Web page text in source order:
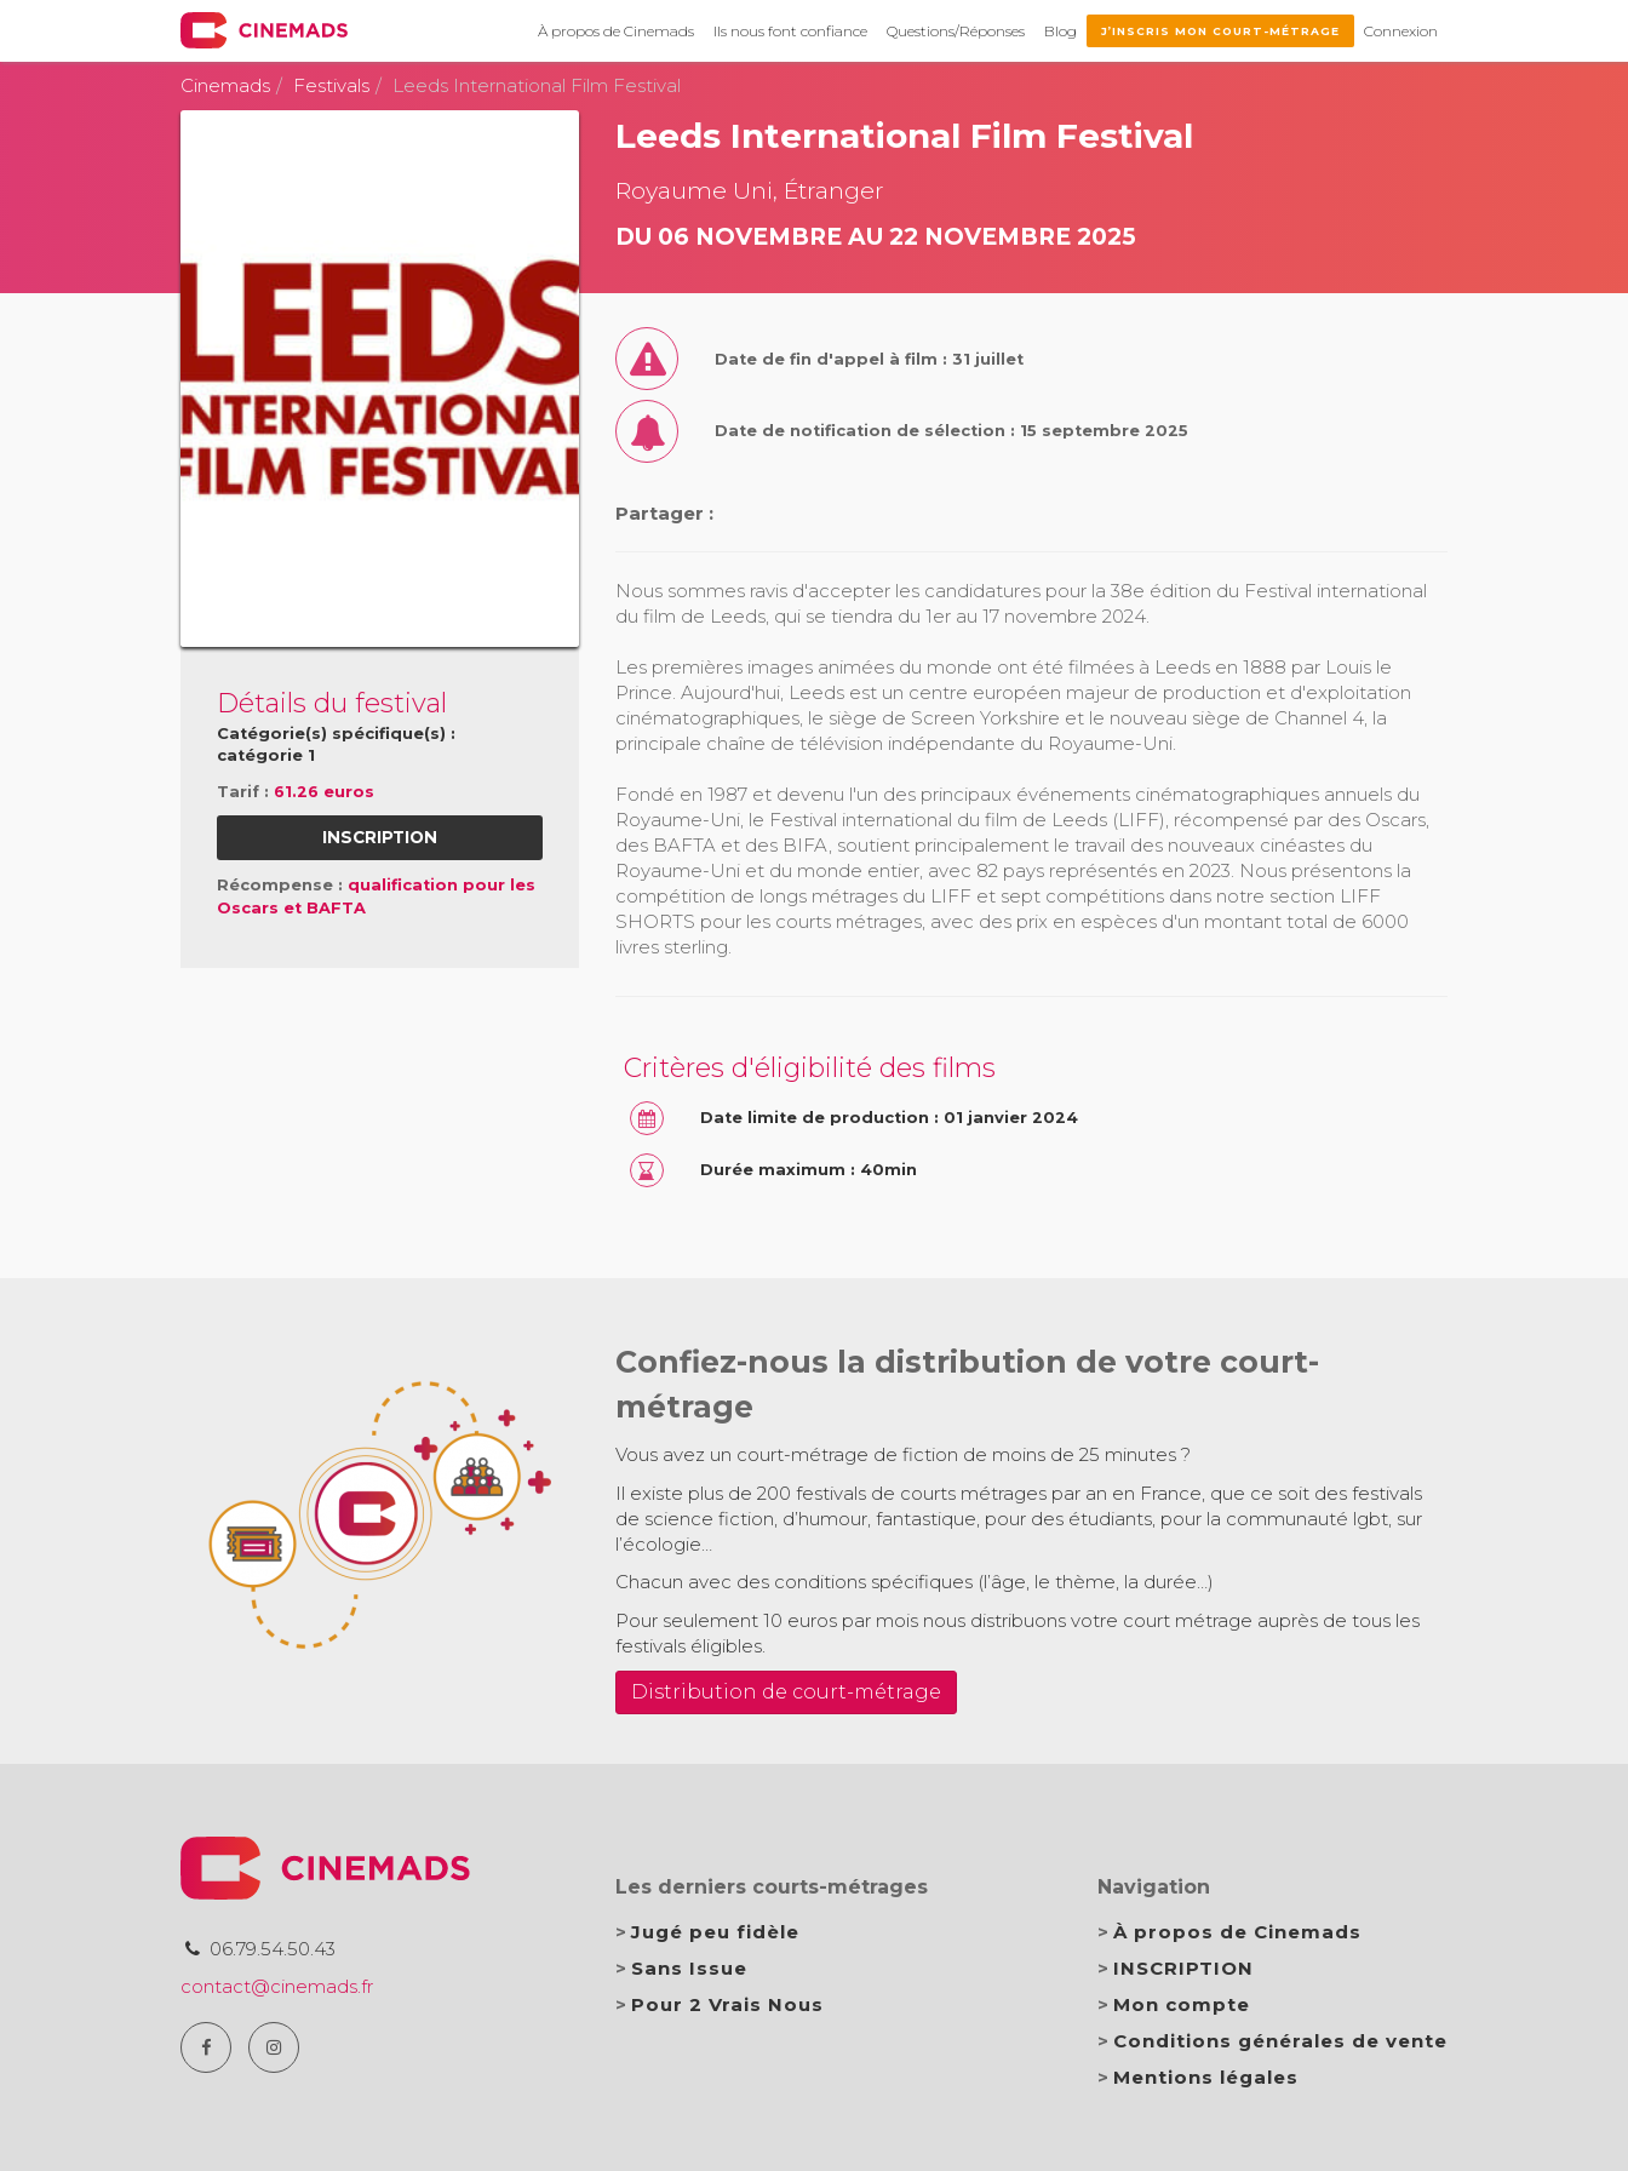
À propos de Cinemads Ils nous font confiance Questions/Réponses Blog J’INSCRIS MON COURT-MÉTRAGE Connexion
Cinemads Festivals Leeds International Film Festival
Détails du festival
Catégorie(s) spécifique(s) :
catégorie 1
Tarif : 61.26 euros
INSCRIPTION
Récompense : qualification pour les
Oscars et BAFTA
Leeds International Film Festival
Royaume Uni, Étranger
DU 06 NOVEMBRE AU 22 NOVEMBRE 2025
Date de fin d'appel à film : 31 juillet
Date de notification de sélection : 15 septembre 2025
Partager :
Nous sommes ravis d'accepter les candidatures pour la 38e édition du Festival international
du film de Leeds, qui se tiendra du 1er au 17 novembre 2024.
Les premières images animées du monde ont été filmées à Leeds en 1888 par Louis le
Prince. Aujourd'hui, Leeds est un centre européen majeur de production et d'exploitation
cinématographiques, le siège de Screen Yorkshire et le nouveau siège de Channel 4, la
principale chaîne de télévision indépendante du Royaume-Uni.
Fondé en 1987 et devenu l'un des principaux événements cinématographiques annuels du
Royaume-Uni, le Festival international du film de Leeds (LIFF), récompensé par des Oscars,
des BAFTA et des BIFA, soutient principalement le travail des nouveaux cinéastes du
Royaume-Uni et du monde entier, avec 82 pays représentés en 2023. Nous présentons la
compétition de longs métrages du LIFF et sept compétitions dans notre section LIFF
SHORTS pour les courts métrages, avec des prix en espèces d'un montant total de 6000
livres sterling.
Critères d'éligibilité des films
Date limite de production : 01 janvier 2024
Durée maximum : 40min
Confiez-nous la distribution de votre court-
métrage
Vous avez un court-métrage de fiction de moins de 25 minutes ?
Il existe plus de 200 festivals de courts métrages par an en France, que ce soit des festivals
de science fiction, d’humour, fantastique, pour des étudiants, pour la communauté lgbt, sur
l’écologie…
Chacun avec des conditions spécifiques (l’âge, le thème, la durée…)
Pour seulement 10 euros par mois nous distribuons votre court métrage auprès de tous les
festivals éligibles.
Distribution de court-métrage
06.79.54.50.43
contact@cinemads.fr
Les derniers courts-métrages
Jugé peu fidèle
Sans Issue
Pour 2 Vrais Nous
Navigation
À propos de Cinemads
INSCRIPTION
Mon compte
Conditions générales de vente
Mentions légales